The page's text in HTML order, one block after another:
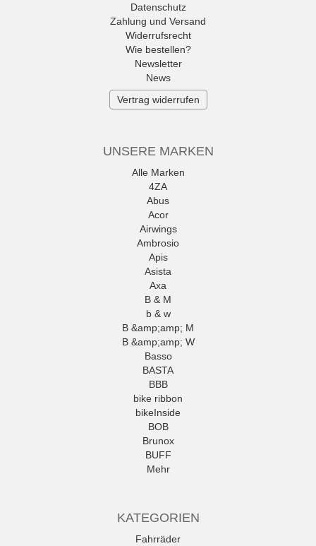
Datenschutz
Zahlung und Versand
Widerrufsrecht
Wie bestellen?
Newsletter
News
Vertrag widerrufen
UNSERE MARKEN
Alle Marken
4ZA
Abus
Acor
Airwings
Ambrosio
Apis
Asista
Axa
B & M
b & w
B &amp;amp; M
B &amp;amp; W
Basso
BASTA
BBB
bike ribbon
bikeInside
BOB
Brunox
BUFF
Mehr
KATEGORIEN
Fahrräder